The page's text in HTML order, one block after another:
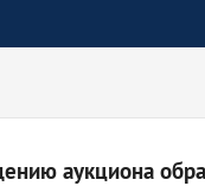
аукциона